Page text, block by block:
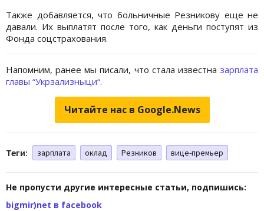
Также добавляется, что больничные Резникову еще не
давали. Их выплатят после того, как деньги поступят из
Фонда соцстрахования.
Напомним, ранее мы писали, что стала известна зарплата
главы “Укрзализныци“.
Читайте нас в Google.News
Теги: зарплата оклад Резников вице-премьер
Не пропусти другие интересные статьи, подпишись:
bigmir)net в facebook